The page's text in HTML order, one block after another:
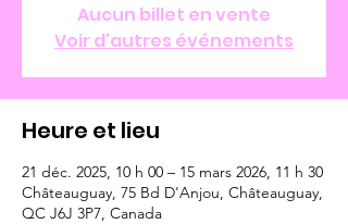
Aucun billet en vente
Voir d'autres événements
Heure et lieu
21 déc. 2025, 10 h 00 – 15 mars 2026, 11 h 30
Châteauguay, 75 Bd D'Anjou, Châteauguay,
QC J6J 3P7, Canada